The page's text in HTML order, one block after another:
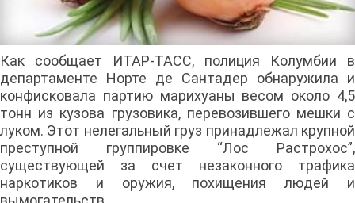
Как сообщает ИТАР-ТАСС, полиция Колумбии в
департаменте Норте де Сантадер обнаружила и
конфисковала партию марихуаны весом около 4,5
тонн из кузова грузовика, перевозившего мешки с
луком. Этот нелегальный груз принадлежал крупной
преступной группировке “Лос Растрохос”,
существующей за счет незаконного трафика
наркотиков и оружия, похищения людей и